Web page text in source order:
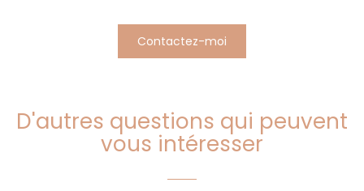
Contactez-moi
D'autres questions qui peuvent
vous intéresser